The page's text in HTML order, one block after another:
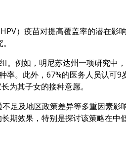
）疫苗对提高覆盖率的潜在影
。例如，明尼苏达州一项研究中
率。此外，67%的医务人员认可9
为其子女的接种意愿。
足及地区政策差异等多重因素影
期效果，特别是探讨该策略在中